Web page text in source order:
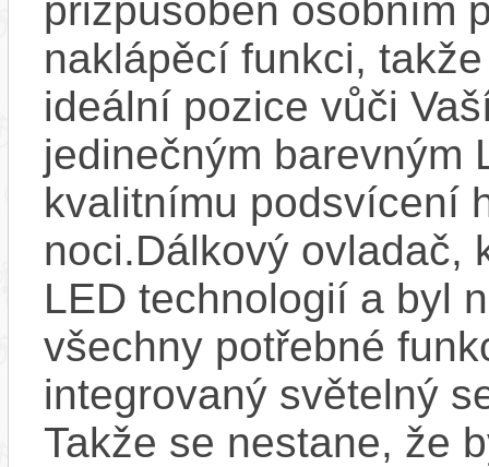
přizpůsoben osobním
naklápěcí funkci,
ideální pozice vůči
jedinečným barevným
kvalitnímu podsvícení
noci.Dálkový ovladač,
LED technologií a byl
všechny potřebné
integrovaný světelný
Takže se nestane, že